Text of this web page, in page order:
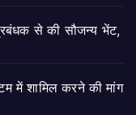
से की सौजन्य भेंट,
में शामिल करने की मांग